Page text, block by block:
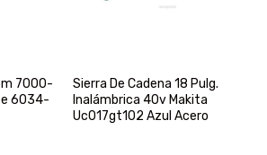
7000-
6034-
Sierra De Cadena 18 Pulg.
Inalámbrica 40v Makita
Uc017gt102 Azul Acero